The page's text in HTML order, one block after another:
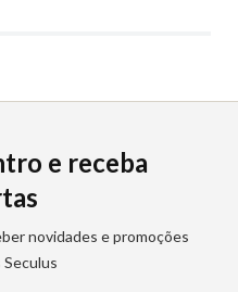
e receba
novidades e promoções